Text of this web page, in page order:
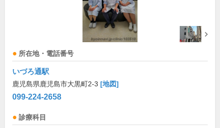
所在地・電話番号
いづろ通駅
鹿児島県鹿児島市大黒町2-3 [地図]
099-224-2658
診療科目